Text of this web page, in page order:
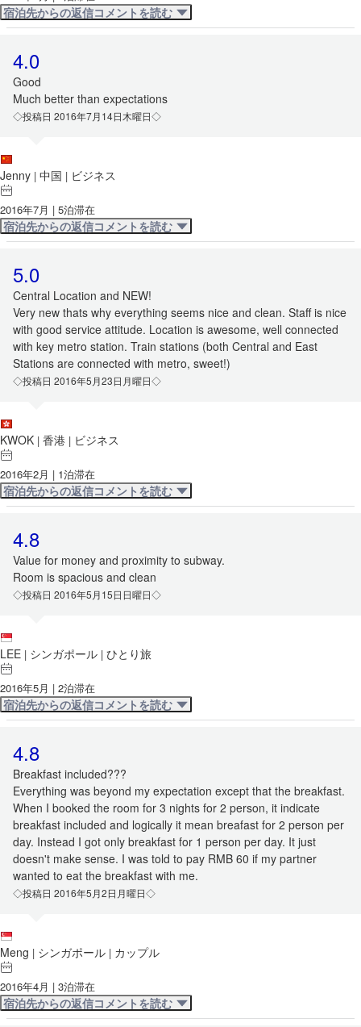
宿泊先からの返信コメントを読む
4.0
Good
Much better than expectations
◇投稿日 2016年7月14日木曜日◇
Jenny | 中国 | ビジネス
2016年7月 | 5泊滞在
宿泊先からの返信コメントを読む
5.0
Central Location and NEW!
Very new thats why everything seems nice and clean. Staff is nice
with good service attitude. Location is awesome, well connected
with key metro station. Train stations (both Central and East
Stations are connected with metro, sweet!)
◇投稿日 2016年5月23日月曜日◇
KWOK | 香港 | ビジネス
2016年2月 | 1泊滞在
宿泊先からの返信コメントを読む
4.8
Value for money and proximity to subway.
Room is spacious and clean
◇投稿日 2016年5月15日日曜日◇
LEE | シンガポール | ひとり旅
2016年5月 | 2泊滞在
宿泊先からの返信コメントを読む
4.8
Breakfast included???
Everything was beyond my expectation except that the breakfast.
When I booked the room for 3 nights for 2 person, it indicate
breakfast included and logically it mean breafast for 2 person per
day. Instead I got only breakfast for 1 person per day. It just
doesn't make sense. I was told to pay RMB 60 if my partner
wanted to eat the breakfast with me.
◇投稿日 2016年5月2日月曜日◇
Meng | シンガポール | カップル
2016年4月 | 3泊滞在
宿泊先からの返信コメントを読む